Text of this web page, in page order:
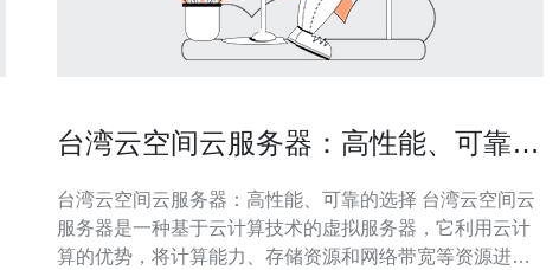
台湾云空间云服务器：高性能、可靠的
台湾云空间云服务器：高性能、可靠的选择 台湾云空间云
服务器是一种基于云计算技术的虚拟服务器，它利用云计
算的优势，将计算能力、存储资源和网络带宽等资源进行